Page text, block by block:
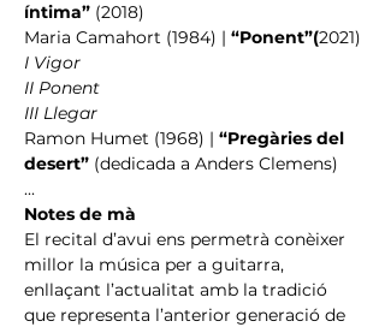
íntima” (2018)
Maria Camahort (1984) | “Ponent”(2021)
I Vigor
II Ponent
III Llegar
Ramon Humet (1968) | “Pregàries del
desert” (dedicada a Anders Clemens)
...
Notes de mà
El recital d’avui ens permetrà conèixer
millor la música per a guitarra,
enllaçant l’actualitat amb la tradició
que representa l’anterior generació de